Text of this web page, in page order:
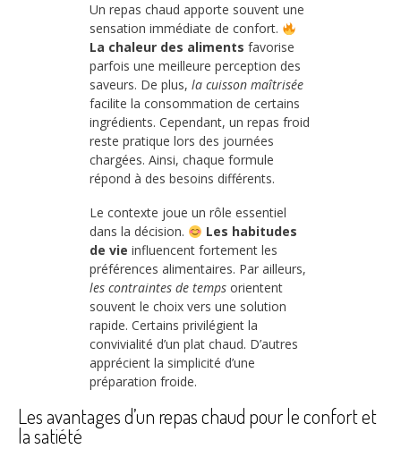
Un repas chaud apporte souvent une
sensation immédiate de confort.
La chaleur des aliments favorise
parfois une meilleure perception des
saveurs. De plus, la cuisson maîtrisée
facilite la consommation de certains
ingrédients. Cependant, un repas froid
reste pratique lors des journées
chargées. Ainsi, chaque formule
répond à des besoins différents.
Le contexte joue un rôle essentiel
dans la décision.
Les habitudes
de vie influencent fortement les
préférences alimentaires. Par ailleurs,
les contraintes de temps orientent
souvent le choix vers une solution
rapide. Certains privilégient la
convivialité d’un plat chaud. D’autres
apprécient la simplicité d’une
préparation froide.
Les avantages d’un repas chaud pour le confort et
la satiété